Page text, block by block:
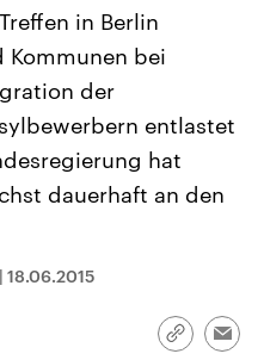
aus
USA
Aktuelle Beiträge,
Hintergründe
Wirtschaftlich und
gehören die Vereinigten
den mächtigsten Ländern
mit großem Einfluss auf
Podcasts
in Berlin
Kommunen bei
der
entlastet
hat
dauerhaft an den
| 18.06.2015
Link